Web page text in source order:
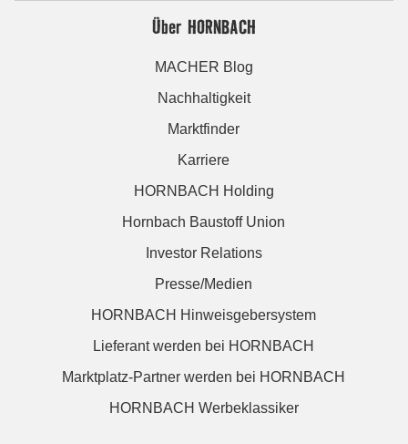
Über HORNBACH
MACHER Blog
Nachhaltigkeit
Marktfinder
Karriere
HORNBACH Holding
Hornbach Baustoff Union
Investor Relations
Presse/Medien
HORNBACH Hinweisgebersystem
Lieferant werden bei HORNBACH
Marktplatz-Partner werden bei HORNBACH
HORNBACH Werbeklassiker